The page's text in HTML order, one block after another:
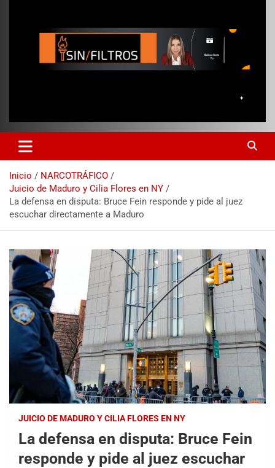
Inicio
NARCOTRÁFICO
Juicio de Maduro y Cilia Flores en NY
La defensa en disputa: Bruce Fein responde y pide al juez
escuchar directamente a Maduro
JUICIO DE MADURO Y CILIA FLORES EN NY
La defensa en disputa: Bruce Fein
responde y pide al juez escuchar